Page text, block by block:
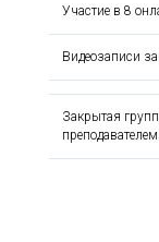
Участие в 8
Видеозаписи
Закрытая